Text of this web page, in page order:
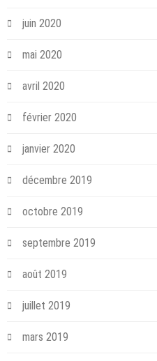
juin 2020
mai 2020
avril 2020
février 2020
janvier 2020
décembre 2019
octobre 2019
septembre 2019
août 2019
juillet 2019
mars 2019